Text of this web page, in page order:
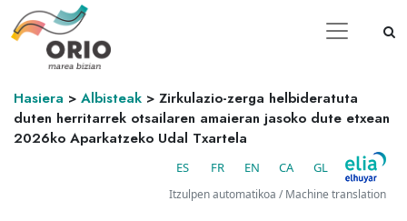
Hasiera > Albisteak > Zirkulazio-zerga helbideratuta
duten herritarrek otsailaren amaieran jasoko dute etxean
2026ko Aparkatzeko Udal Txartela
ES FR EN CA GL
Itzulpen automatikoa / Machine translation